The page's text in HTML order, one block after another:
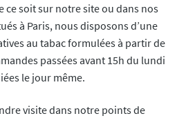
ce soit sur notre site ou dans nos
à Paris, nous disposons d’une
au tabac formulées à partir de
passées avant 15h du lundi
le jour même.
visite dans notre points de